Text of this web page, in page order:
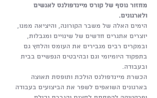
מחזור נוסף של קורס מיינדפולנס לאנשים
ולארגונים.
הימים האלה של משבר הקורונה, והיציאה ממנו,
יוצרים אתגרים חדשים של שינויים ומגבלות,
ובמקרים רבים מגבירים את העומס והלחץ גם
בתפקוד היומיומי וגם ובהיבטים הנפשיים בבית
ובעבודה.
הכשרת מיינדפולנס הולכת ותופסת תאוצה
בארגונים השואפים לשפר את הביצועים בעבודה